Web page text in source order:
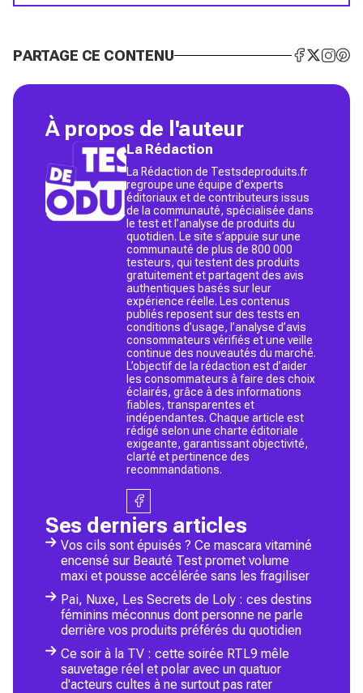
PARTAGE CE CONTENU
À propos de l'auteur
La Rédaction
La Rédaction de Testsdeproduits.fr
regroupe une équipe d’experts
éditoriaux et de contributeurs issus
de la communauté, spécialisée dans
le test et l’analyse de produits du
quotidien. Le site s’appuie sur une
communauté de plus de 800 000
testeurs, qui testent des produits
gratuitement et partagent des avis
authentiques basés sur leur
expérience réelle. Les contenus
publiés reposent sur des tests en
conditions d’usage, l’analyse d’avis
consommateurs vérifiés et une veille
continue des nouveautés du marché.
L’objectif de la rédaction est d’aider
les consommateurs à faire des choix
éclairés, grâce à des informations
fiables, transparentes et
indépendantes. Chaque article est
rédigé selon une charte éditoriale
exigeante, garantissant objectivité,
clarté et pertinence des
recommandations.
Ses derniers articles
Vos cils sont épuisés ? Ce mascara vitaminé
encensé sur Beauté Test promet volume
maxi et pousse accélérée sans les fragiliser
Pai, Nuxe, Les Secrets de Loly : ces destins
féminins méconnus dont personne ne parle
derrière vos produits préférés du quotidien
Ce soir à la TV : cette soirée RTL9 mêle
sauvetage réel et polar avec un quatuor
d'acteurs cultes à ne surtout pas rater